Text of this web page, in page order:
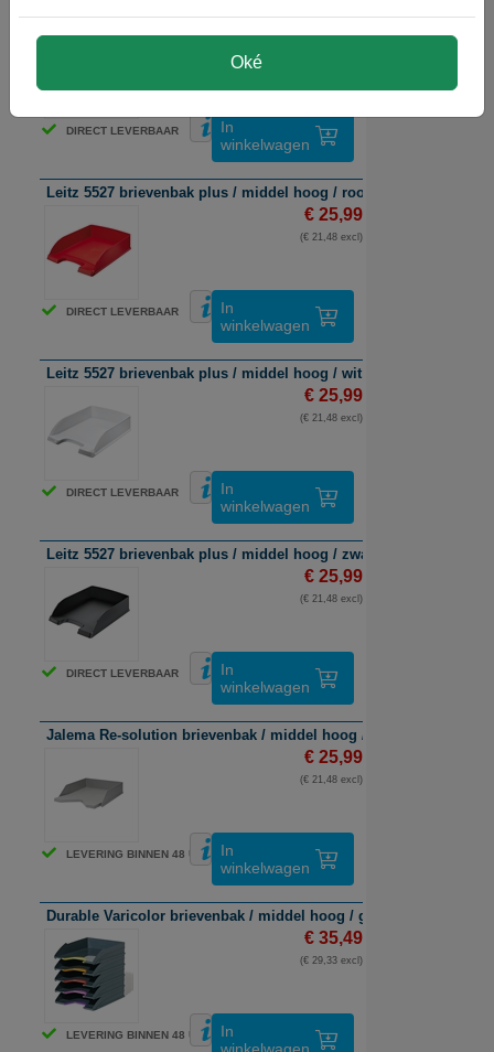
DIRECT LEVERBAAR
€ 25,99
In
winkelwagen
Leitz 5527 brievenbak plus / middel hoog / rood / 5 stuks
DIRECT LEVERBAAR
€ 25,99
(€ 21,48 excl)
In
winkelwagen
Leitz 5527 brievenbak plus / middel hoog / wit / 5 stuks
DIRECT LEVERBAAR
€ 25,99
(€ 21,48 excl)
In
winkelwagen
Leitz 5527 brievenbak plus / middel hoog / zwart / 5 stuks
DIRECT LEVERBAAR
€ 25,99
(€ 21,48 excl)
In
winkelwagen
Jalema Re-solution brievenbak / middel hoog / grijs / 6 stuks
LEVERING BINNEN 48 UUR
€ 25,99
(€ 21,48 excl)
In
winkelwagen
Durable Varicolor brievenbak / middel hoog / grijs/gekleurd / 5
LEVERING BINNEN 48 UUR
€ 35,49
(€ 29,33 excl)
In
Oké